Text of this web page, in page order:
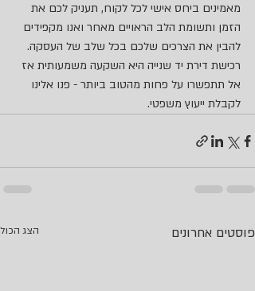
מאמינים ביחס אישי לכל לקוח, תעניק לכם את
הזמן ותשומת הלב הראויים מאחר ואנו מקפידים
להבין את הצרכים שלכם בכל שלב של העסקה.
רכישת דירת יד שנייה היא השקעה משמעותית אז
אל תתפשרו על פחות מהטוב ביותר - פנו אלינו
לקבלת ייעוץ משפטי.
פוסטים אחרונים הצג הכול